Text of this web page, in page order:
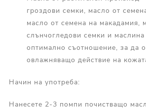
гроздови семки, масло от
масло от семена на макадамия,
слънчогледови семки и
оптимално съотношение, за да
овлажняващо действие на
Начин на употреба:
Нанесете 2-3 помпи почистващо